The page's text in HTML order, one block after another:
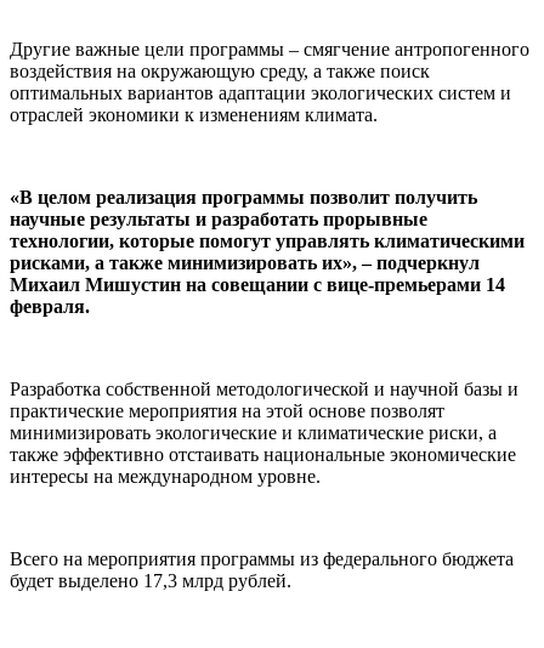
Другие важные цели программы – смягчение антропогенного
воздействия на окружающую среду, а также поиск
оптимальных вариантов адаптации экологических систем и
отраслей экономики к изменениям климата.
«В целом реализация программы позволит получить
научные результаты и разработать прорывные
технологии, которые помогут управлять климатическими
рисками, а также минимизировать их», – подчеркнул
Михаил Мишустин на совещании с вице-премьерами 14
февраля.
Разработка собственной методологической и научной базы и
практические мероприятия на этой основе позволят
минимизировать экологические и климатические риски, а
также эффективно отстаивать национальные экономические
интересы на международном уровне.
Всего на мероприятия программы из федерального бюджета
будет выделено 17,3 млрд рублей.